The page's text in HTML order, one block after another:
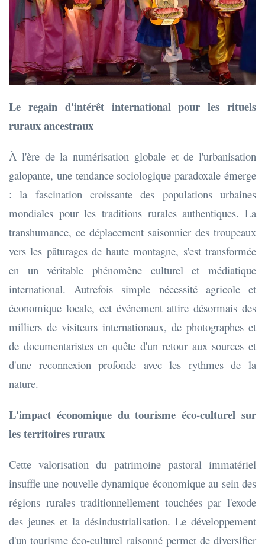
Le regain d'intérêt international pour les rituels
ruraux ancestraux
À l'ère de la numérisation globale et de l'urbanisation
galopante, une tendance sociologique paradoxale émerge
: la fascination croissante des populations urbaines
mondiales pour les traditions rurales authentiques. La
transhumance, ce déplacement saisonnier des troupeaux
vers les pâturages de haute montagne, s'est transformée
en un véritable phénomène culturel et médiatique
international. Autrefois simple nécessité agricole et
économique locale, cet événement attire désormais des
milliers de visiteurs internationaux, de photographes et
de documentaristes en quête d'un retour aux sources et
d'une reconnexion profonde avec les rythmes de la
nature.
L'impact économique du tourisme éco-culturel sur
les territoires ruraux
Cette valorisation du patrimoine pastoral immatériel
insuffle une nouvelle dynamique économique au sein des
régions rurales traditionnellement touchées par l'exode
des jeunes et la désindustrialisation. Le développement
d'un tourisme éco-culturel raisonné permet de diversifier